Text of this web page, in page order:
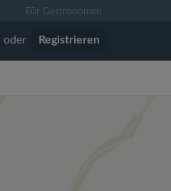
Für Gastronomen
oder Registrieren